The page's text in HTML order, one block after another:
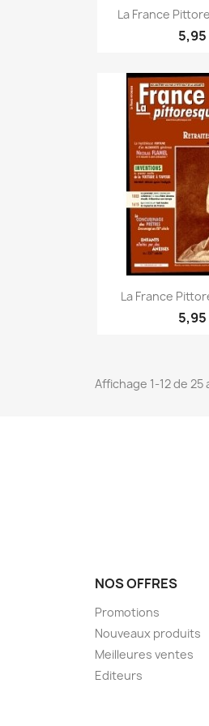

La France

La France
Affichage 1-12 de 25
NOS OFFRES
Promotions
Nouveaux produits
Meilleures ventes
Editeurs